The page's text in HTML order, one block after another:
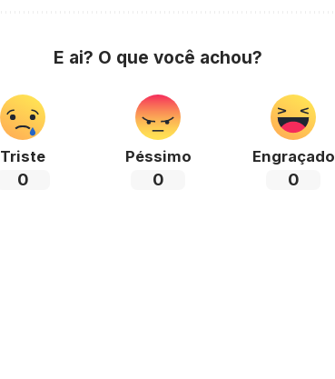
E ai? O que você achou?
Triste
0
Péssimo
0
Engraçado
0